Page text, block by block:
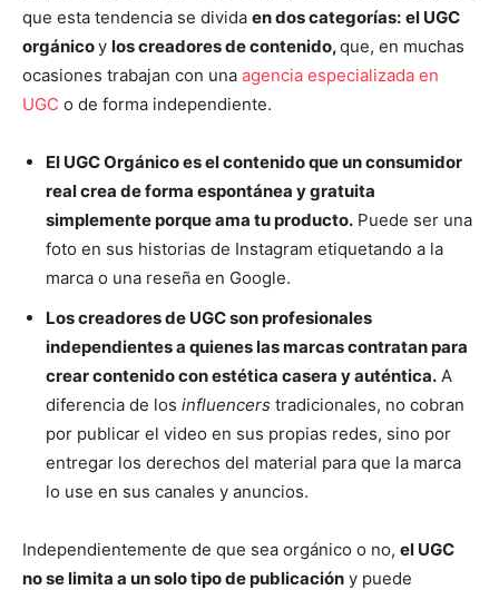
que esta tendencia se divida en dos categorías: el UGC
orgánicoy los creadores de contenido,que, en muchas
ocasiones trabajan con una agencia especializada en
UGC o de forma independiente.
El UGC Orgánico es el contenido que un consumidor
real crea de forma espontánea y gratuita
simplemente porque ama tu producto. Puede ser una
foto en sus historias de Instagram etiquetando a la
marca o una reseña en Google.
Los creadores de UGC son profesionales
independientes a quienes las marcas contratan para
crear contenido con estética casera y auténtica. A
diferencia de los influencers tradicionales, no cobran
por publicar el video en sus propias redes, sino por
entregar los derechos del material para que la marca
lo use en sus canales y anuncios.
Independientemente de que sea orgánico o no, el UGC
no se limita a un solo tipo de publicación y puede